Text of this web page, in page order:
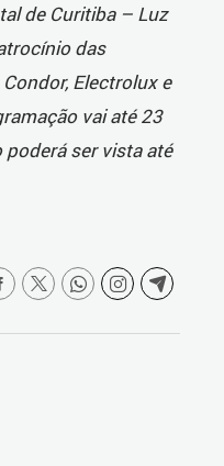
de Curitiba – Luz
das
Electrolux e
vai até 23
ser vista até